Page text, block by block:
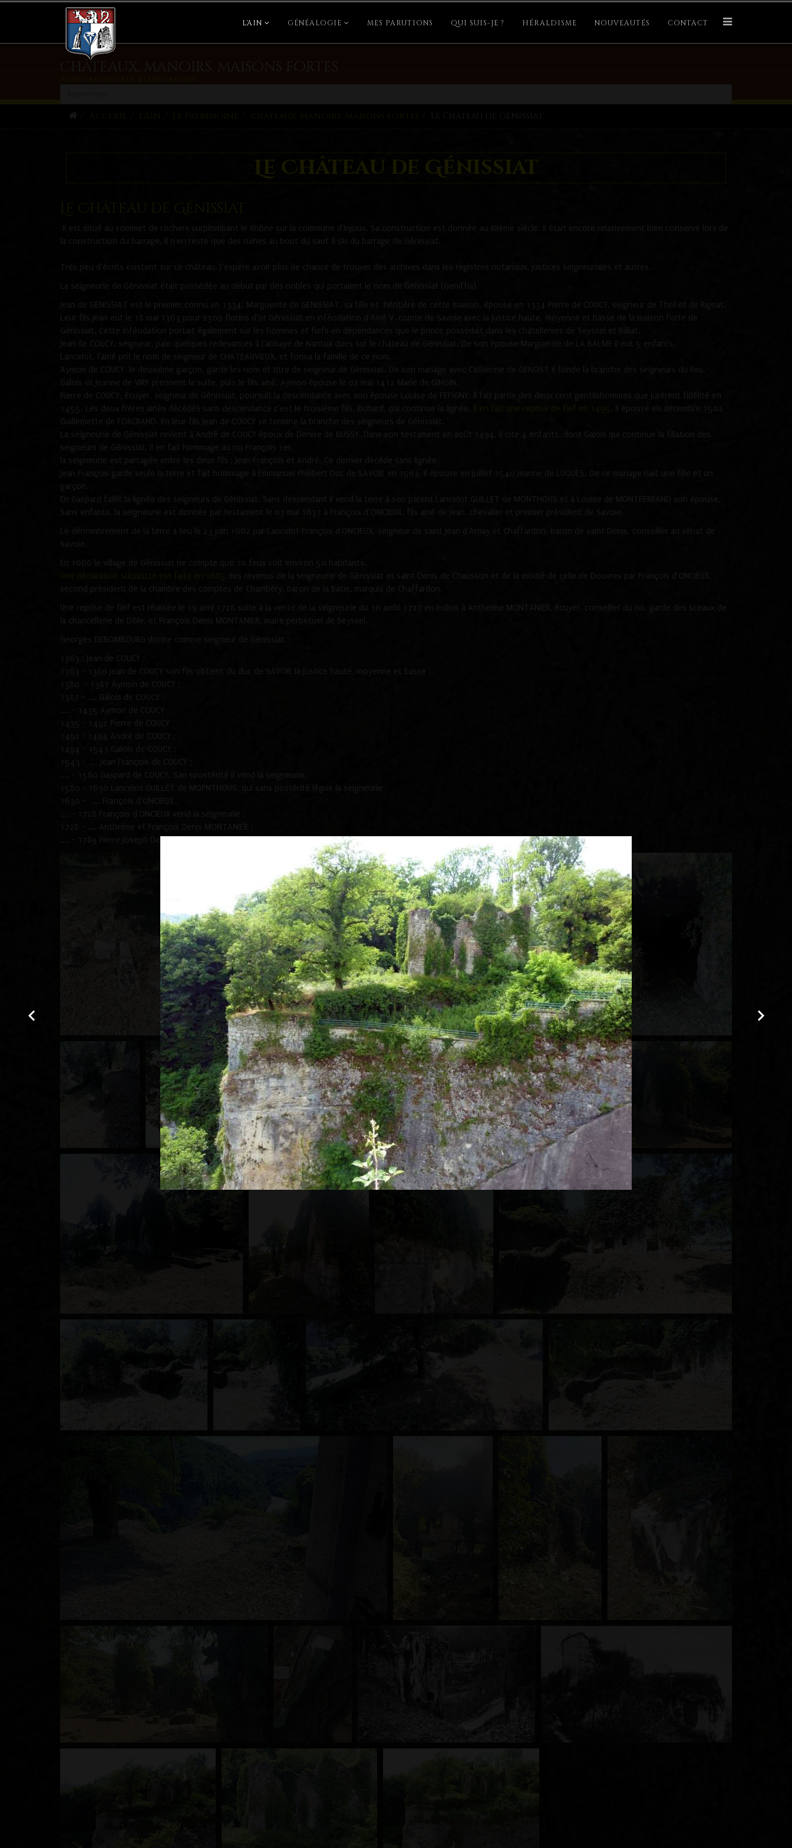
L'AIN GÉNÉALOGIE MES PARUTIONS QUI SUIS-JE ? HÉRALDISME NOUVEAUTÉS CONTACT
châteaux, manoirs, maisons fortes
Le Château de Génissiat
Le Château de Génissiat
Il est situé au sommet de rochers surplombant le Rhône sur la commune d'Injoux. Sa construction est donnée au XIIème siècle. Il était encore relativement bien conservé lors de
la construction du barrage. Il n'en reste que des ruines au bout du saut à ski du barrage de Génissiat.
Très peu d'écrits existent sur ce château. J’espère avoir plus de chance de trouver des archives dans les registres notariaux, justices seigneuriales et autres.
La seigneurie de Génissiat était possédée au début par des nobles qui portaient le nom de Genissiat (Geniffia).
Jean de GENISSIAT est le premier connu en 1334. Marguerite de GENISSIAT, sa fille et héritière de cette maison, épouse en 1334 Pierre de COUCY, seigneur de Thol et de Rignat.
Leur fils Jean eut le 18 mai 1363 pour 2300 florins d'or Génissiat en inféodation d'Amé V, comte de Savoie avec la justice haute, moyenne et basse de la maison forte de
Génissiat. Cette inféodation portait également sur les hommes et fiefs en dépendances que le prince possédait dans les châtellenies de Seyssel et Billiat.
Jean de COUCY, seigneur, paie quelques redevances à l'abbaye de Nantua dues sur le château de Génissiat. De son épouse Marguerite de LA BALME il eut 5 enfants.
Lancelot, l'ainé prit le nom de seigneur de CHATEAUVIEUX, et forma la famille de ce nom.
Aymon de COUCY, le deuxième garçon, garde les nom et titre de seigneur de Génissiat. De son mariage avec Catherine de GENOST il fonde la branche des seigneurs du lieu.
Galois et Jeanne de VIRY prennent la suite, puis le fils ainé, Aymon épouse le 02 mai 1412 Marie de GINGIN.
Pierre de COUCY, écuyer, seigneur de Génissiat, poursuit la descendance avec son épouse Louise de FEFIGNY. Il fait partie des deux cent gentilshommes que jurèrent fidélité en
1455. Les deux frères ainés décédés sans descendance c'est le troisième fils, Richard, qui continue la lignée.
. Il épouse en décembre 1502
Guillemette de FORCRAND. En leur fils Jean de COUCY se termine la branche des seigneurs de Génissiat.
La seigneurie de Génissiat revient à André de COUCY époux de Denise de BUSSY. Dans son testament en août 1494, il cite 4 enfants, dont Galois qui continue la filiation des
seigneurs de Génissiat. Il en fait hommage au roi François 1er.
la seigneurie est partagée entre les deux fils : Jean François et André. Ce dernier décède sans lignée.
Jean François garde seule la terre et fait hommage à Emmanuel Philibert Duc de SAVOIE en 1563. Il épouse en juillet 1540 Jeanne de LUQUES. De ce mariage nait une fille et un
garçon.
En Gaspard faillit la lignée des seigneurs de Génissiat. Sans descendant il vend la terre à son parent Lancelot GUILLET de MONTHOUX et à Louise de MONTFERRAND son épouse.
Sans enfants, la seigneurie est donnée par testament le 07 mai 1637 à François d’ONCIEUX, fils ainé de Jean, chevalier et premier président de Savoie.
Le dénombrement de la terre a lieu le 23 juin 1662 par Lancelot François d'ONCIEUX, seigneur de saint Jean d'Arnay et Chaffardon, baron de saint Denis, conseiller au sénat de
En 1666 le village de Génissiat ne compte que 10 feux soit environ 50 habitants.
des revenus de la seigneurie de Génissiat et saint Denis de Chausson et de la moitié de celle de Douvres par François d'ONCIEUX,
second président de la chambre des comptes de Chambéry, baron de la Batie, marquis de Chaffardon.
Une reprise de fief est réalisée le 19 avril 1728 suite à la vente de la seigneurie du 10 août 1727 en indivis à Anthelme MONTANIER, écuyer, conseiller du roi, garde des sceaux de
la chancellerie de Dôle, et François Denis MONTANIER, maire perpétuel de Seyssel.
Georges DEBOMBOURG donne comme seigneur de Génissiat :
1363 : Jean de COUCY ;
1363 - 1380 Jean de COUCY son fils obtient du duc de SAVOIE la justice haute, moyenne et basse ;
1387 - .... Galois de COUCY ;
.... - 1435 Aymon de COUCY ;
1435 - 1492 Pierre de COUCY
1492 - 1494 André de COUCY ;
1494 - 1543 Galois de COUCY ;
1580 - 1630 Lancelot GUILLET de MOPNTHOUS, qui sans postérité lègue la seigneurie
1630 - .... François d'ONCIEUX ;
.... - 1728 François d'ONCIEUX vend la seigneurie ;
1728 - .... Anthelme et François Denis MONTANIER ;